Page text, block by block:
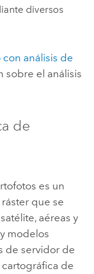
diversos
análisis de
sobre el análisis
de
es un
que se
aéreas y
modelos
de servidor de
de